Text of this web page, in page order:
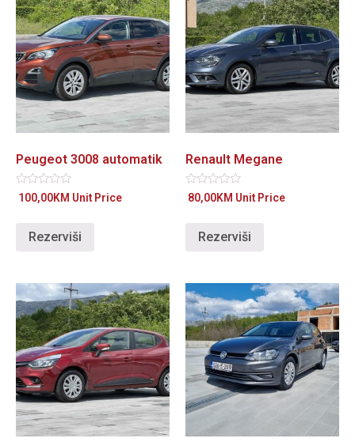
Peugeot 3008 automatik
Ocjenjeno
100,00KM Unit Price
Rezerviši
Renault Megane
Ocjenjeno
0
80,00KM Unit Price
Rezerviši